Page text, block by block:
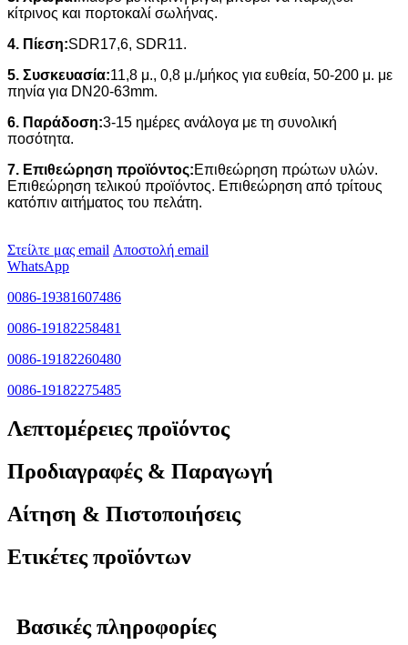
κίτρινος και πορτοκαλί σωλήνας.
4. Πίεση:SDR17,6, SDR11.
5. Συσκευασία:11,8 μ., 0,8 μ./μήκος για ευθεία, 50-200 μ. με
πηνία για DN20-63mm.
6. Παράδοση:3-15 ημέρες ανάλογα με τη συνολική
ποσότητα.
7. Επιθεώρηση προϊόντος:Επιθεώρηση πρώτων υλών.
Επιθεώρηση τελικού προϊόντος. Επιθεώρηση από τρίτους
κατόπιν αιτήματος του πελάτη.
Στείλτε μας email Αποστολή email
WhatsApp
0086-19381607486
0086-19182258481
0086-19182260480
0086-19182275485
Λεπτομέρειες προϊόντος
Προδιαγραφές & Παραγωγή
Αίτηση & Πιστοποιήσεις
Ετικέτες προϊόντων
Βασικές πληροφορίες